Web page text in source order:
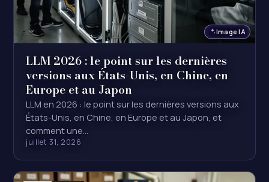
Image IA
LLM 2026 : le point sur les dernières
versions aux États-Unis, en Chine, en
Europe et au Japon
LLM en 2026 : le point sur les dernières versions aux
États-Unis, en Chine, en Europe et au Japon, et
comment une…
juillet 31, 2026